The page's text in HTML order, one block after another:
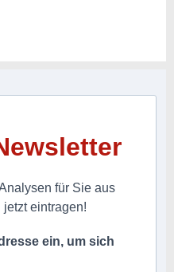
für Sie aus
eintragen!
ein, um sich